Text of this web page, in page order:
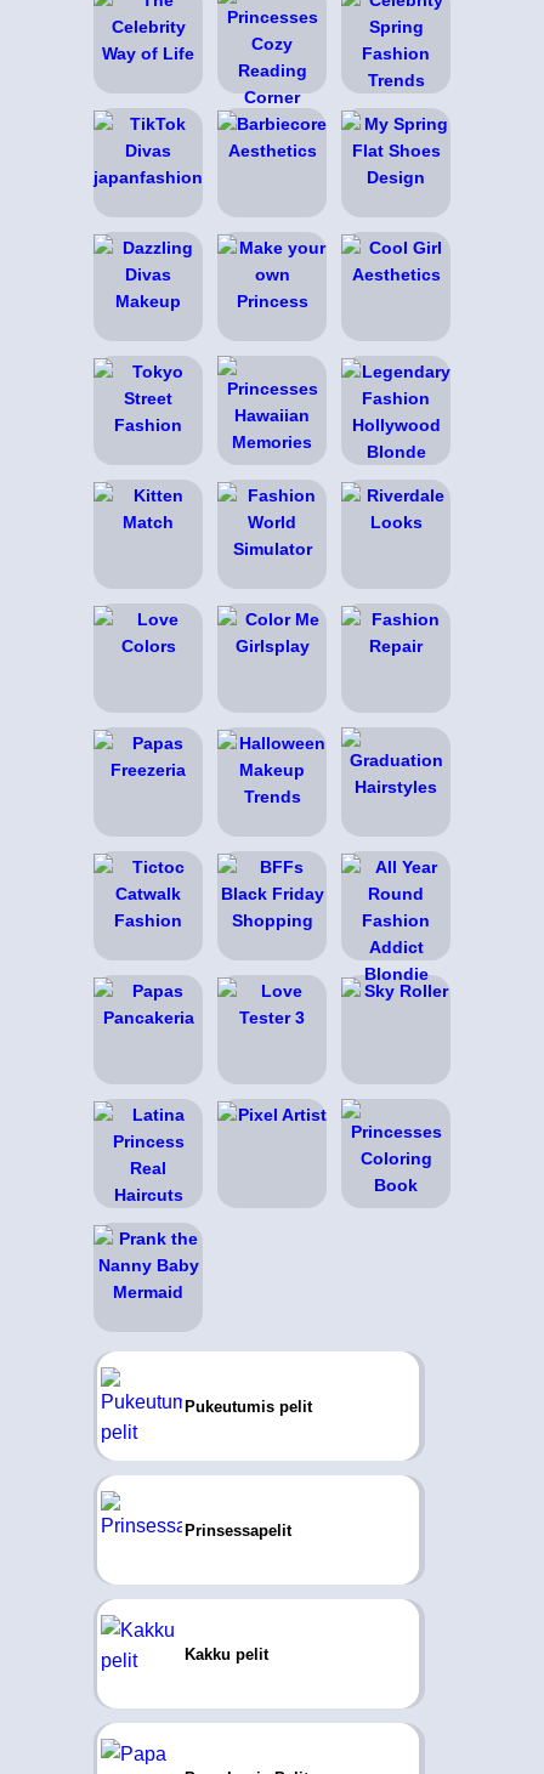
Pukeutumis pelit
Prinsessapelit
Kakku pelit